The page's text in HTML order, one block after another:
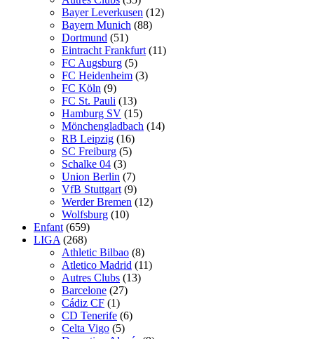
Bayer Leverkusen (12)
Bayern Munich (88)
Dortmund (51)
Eintracht Frankfurt (11)
FC Augsburg (5)
FC Heidenheim (3)
FC Köln (9)
FC St. Pauli (13)
Hamburg SV (15)
Mönchengladbach (14)
RB Leipzig (16)
SC Freiburg (5)
Schalke 04 (3)
Union Berlin (7)
VfB Stuttgart (9)
Werder Bremen (12)
Wolfsburg (10)
Enfant (659)
LIGA (268)
Athletic Bilbao (8)
Atletico Madrid (11)
Autres Clubs (13)
Barcelone (27)
Cádiz CF (1)
CD Tenerife (6)
Celta Vigo (5)